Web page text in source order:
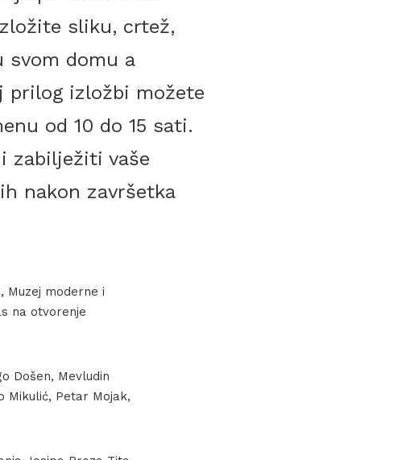
sliku, crtež,
domu a
prilog izložbi možete
od 10 do 15 sati.
zabilježiti vaše
nakon završetka
Muzej moderne i
na otvorenje
Došen, Mevludin
Mikulić, Petar Mojak,